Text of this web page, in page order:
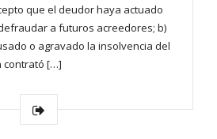
que el deudor haya actuado
a futuros acreedores; b)
o agravado la insolvencia del
contrató […]